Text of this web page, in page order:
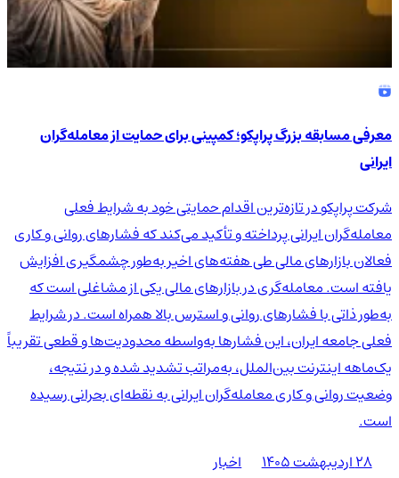
معرفی مسابقه بزرگ پراپکو؛ کمپینی برای حمایت از معامله‌گران
ایرانی
شرکت پراپکو در تازه‌ترین اقدام حمایتی خود به شرایط فعلی
معامله‌گران ایرانی پرداخته و تأکید می‌کند که فشارهای روانی و کاری
فعالان بازارهای مالی طی هفته‌های اخیر به‌طور چشمگیری افزایش
یافته است. معامله‌گری در بازارهای مالی یکی از مشاغلی است که
به‌طور ذاتی با فشارهای روانی و استرس بالا همراه است. در شرایط
فعلی جامعه ایران، این فشارها به‌واسطه محدودیت‌ها و قطعی تقریباً
یک‌ماهه اینترنت بین‌الملل، به‌مراتب تشدید شده و در نتیجه،
وضعیت روانی و کاری معامله‌گران ایرانی به نقطه‌ای بحرانی رسیده
است.
۲۸ اردیبهشت ۱۴۰۵
اخبار